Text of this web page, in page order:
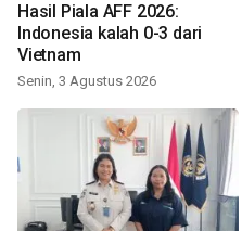
Hasil Piala AFF 2026:
Indonesia kalah 0-3 dari
Vietnam
Senin, 3 Agustus 2026